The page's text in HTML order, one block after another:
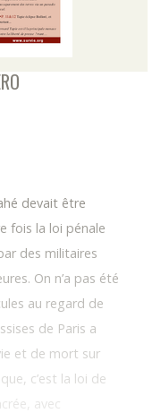
devait être
fois la loi pénale
des militaires
On n’a pas été
au regard de
de Paris a
et de mort sur
c’est la loi de
avec